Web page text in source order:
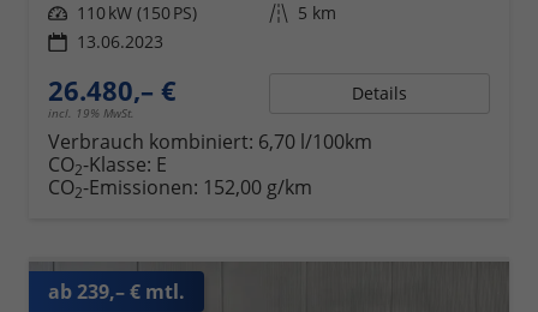
Leistung 110 kW (150 PS) Kilometerstand 5 km
13.06.2023
26.480,– €
incl. 19% MwSt.
Details
Verbrauch kombiniert: 6,70 l/100km
CO2-Klasse: E
CO2-Emissionen: 152,00 g/km
ab 239,– € mtl.